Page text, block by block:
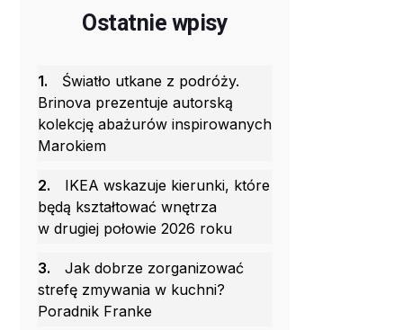
Ostatnie wpisy
1.
Światło utkane z podróży.
Brinova prezentuje autorską
kolekcję abażurów inspirowanych
Marokiem
2.
IKEA wskazuje kierunki, które
będą kształtować wnętrza
w drugiej połowie 2026 roku
3.
Jak dobrze zorganizować
strefę zmywania w kuchni?
Poradnik Franke